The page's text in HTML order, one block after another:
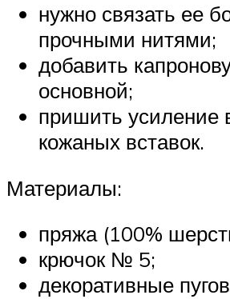
нужно связать ее
прочными нитями;
добавить
основной;
пришить усиление
кожаных вставок.
Материалы:
пряжа (100%
крючок № 5;
декоративные